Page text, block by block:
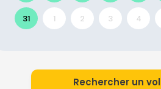
31 1 2 3 4
Rechercher un vol